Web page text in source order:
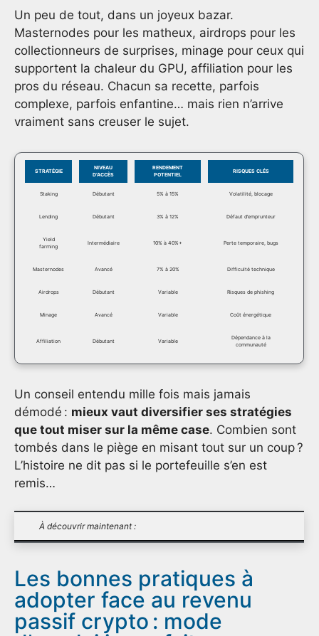
Un peu de tout, dans un joyeux bazar.
Masternodes pour les matheux, airdrops pour les
collectionneurs de surprises, minage pour ceux qui
supportent la chaleur du GPU, affiliation pour les
pros du réseau. Chacun sa recette, parfois
complexe, parfois enfantine… mais rien n’arrive
vraiment sans creuser le sujet.
STRATÉGIE
NIVEAU
D’ACCÈS
RENDEMENT
POTENTIEL
RISQUES CLÉS
Staking Débutant 5% à 15% Volatilité, blocage
Lending Débutant 3% à 12% Défaut d’emprunteur
Yield
farming
Intermédiaire 10% à 40%+ Perte temporaire, bugs
Masternodes Avancé 7% à 20% Difficulté technique
Airdrops Débutant Variable Risques de phishing
Minage Avancé Variable Coût énergétique
Affiliation Débutant Variable
Dépendance à la
communauté
Un conseil entendu mille fois mais jamais
démodé : mieux vaut diversifier ses stratégies
que tout miser sur la même case. Combien sont
tombés dans le piège en misant tout sur un coup ?
L’histoire ne dit pas si le portefeuille s’en est
remis…
À découvrir maintenant :
Les bonnes pratiques à
adopter face au revenu
passif crypto : mode